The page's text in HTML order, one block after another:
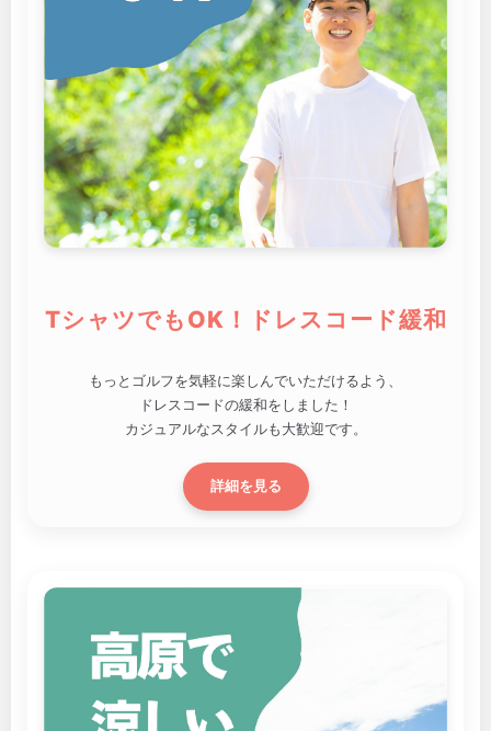
TシャツでもOK！ドレスコード緩和
もっとゴルフを気軽に楽しんでいただけるよう、
ドレスコードの緩和をしました！
カジュアルなスタイルも大歓迎です。
詳細を見る